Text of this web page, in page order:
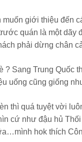
giới thiệu đến
quán là một dãy
phải dừng chân
? Sang Trung Quốc
uống cũng giống
thì quá tuyệt vời
cứ như đậu hủ
hok thích